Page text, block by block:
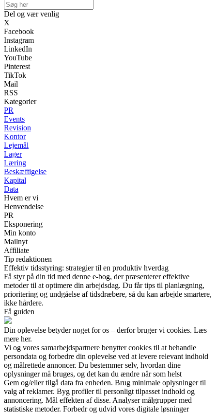
Del og vær venlig
X
Facebook
Instagram
LinkedIn
YouTube
Pinterest
TikTok
Mail
RSS
Kategorier
PR
Events
Revision
Kontor
Lejemål
Lager
Læring
Beskæftigelse
Kapital
Data
Hvem er vi
Henvendelse
PR
Eksponering
Min konto
Mailnyt
Affiliate
Tip redaktionen
Effektiv tidsstyring: strategier til en produktiv hverdag
Få styr på din tid med denne e-bog, der præsenterer effektive
metoder til at optimere din arbejdsdag. Du får tips til planlægning,
prioritering og undgåelse af tidsdræbere, så du kan arbejde smartere,
ikke hårdere.
Få guiden
Din oplevelse betyder noget for os – derfor bruger vi cookies. Læs
mere her.
Vi og vores samarbejdspartnere benytter cookies til at behandle
persondata og forbedre din oplevelse ved at levere relevant indhold
og målrettede annoncer. Du bestemmer selv, hvordan dine
oplysninger må bruges, og det kan du ændre når som helst
Gem og/eller tilgå data fra enheden. Brug minimale oplysninger til
valg af reklamer. Byg profiler til personligt tilpasset indhold og
annoncering. Mål effekten af disse. Analyser målgrupper med
statistiske metoder. Forbedr og udvid vores digitale løsninger